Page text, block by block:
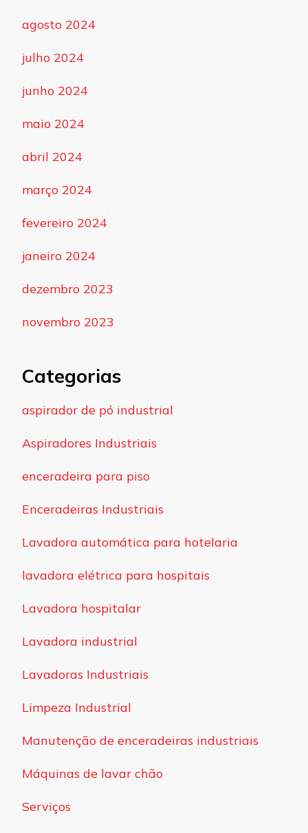
agosto 2024
julho 2024
junho 2024
maio 2024
abril 2024
março 2024
fevereiro 2024
janeiro 2024
dezembro 2023
novembro 2023
Categorias
aspirador de pó industrial
Aspiradores Industriais
enceradeira para piso
Enceradeiras Industriais
Lavadora automática para hotelaria
lavadora elétrica para hospitais
Lavadora hospitalar
Lavadora industrial
Lavadoras Industriais
Limpeza Industrial
Manutenção de enceradeiras industriais
Máquinas de lavar chão
Serviços